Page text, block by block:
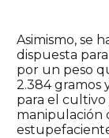
Asimismo, se
dispuesta
por un peso
2.384 gramos
para el cultivo
manipulación